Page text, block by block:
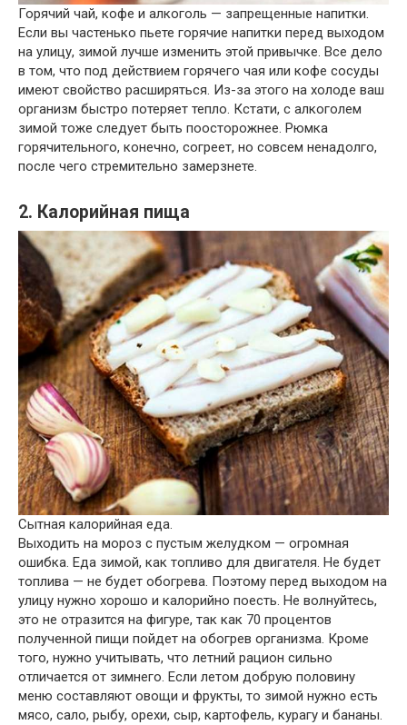
Горячий чай, кофе и алкоголь — запрещенные напитки.
Если вы частенько пьете горячие напитки перед выходом
на улицу, зимой лучше изменить этой привычке. Все дело
в том, что под действием горячего чая или кофе сосуды
имеют свойство расширяться. Из-за этого на холоде ваш
организм быстро потеряет тепло. Кстати, с алкоголем
зимой тоже следует быть поосторожнее. Рюмка
горячительного, конечно, согреет, но совсем ненадолго,
после чего стремительно замерзнете.
2. Калорийная пища
Сытная калорийная еда.
Выходить на мороз с пустым желудком — огромная
ошибка. Еда зимой, как топливо для двигателя. Не будет
топлива — не будет обогрева. Поэтому перед выходом на
улицу нужно хорошо и калорийно поесть. Не волнуйтесь,
это не отразится на фигуре, так как 70 процентов
полученной пищи пойдет на обогрев организма. Кроме
того, нужно учитывать, что летний рацион сильно
отличается от зимнего. Если летом добрую половину
меню составляют овощи и фрукты, то зимой нужно есть
мясо, сало, рыбу, орехи, сыр, картофель, курагу и бананы.